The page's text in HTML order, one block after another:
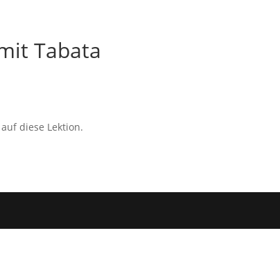
Tabata
diese Lektion.